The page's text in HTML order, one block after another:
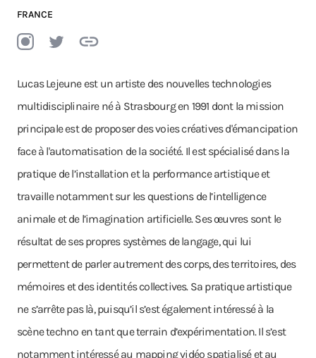
FRANCE
Lucas Lejeune est un artiste des nouvelles technologies
multidisciplinaire né à Strasbourg en 1991 dont la mission
principale est de proposer des voies créatives d'émancipation
face à l'automatisation de la société. Il est spécialisé dans la
pratique de l’installation et la performance artistique et
travaille notamment sur les questions de l’intelligence
animale et de l’imagination artificielle. Ses œuvres sont le
résultat de ses propres systèmes de langage, qui lui
permettent de parler autrement des corps, des territoires, des
mémoires et des identités collectives. Sa pratique artistique
ne s’arrête pas là, puisqu’il s’est également intéressé à la
scène techno en tant que terrain d’expérimentation. Il s’est
notamment intéressé au mapping vidéo spatialisé et au